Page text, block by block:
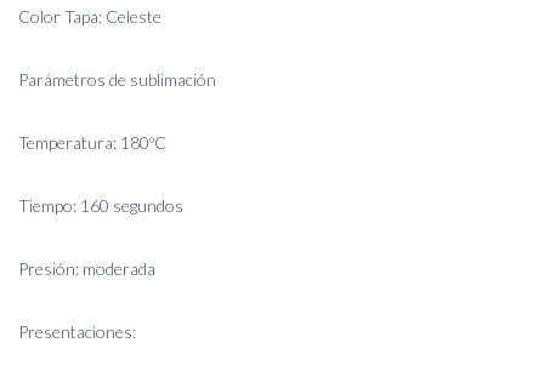
Color Tapa: Celeste
Parámetros de sublimación
Temperatura: 180ºC
Tiempo: 160 segundos
Presión: moderada
Presentaciones: